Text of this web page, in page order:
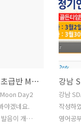
강남 SDA어학원 Hi English 초급반 Moon Day2
Day2
야겠네요.
음이 개선
강남
강남
작성하
영어공